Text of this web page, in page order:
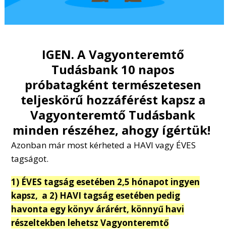
IGEN. A Vagyonteremtő
Tudásbank 10 napos
próbatagként természetesen
teljeskörű hozzáférést kapsz a
Vagyonteremtő Tudásbank
minden részéhez, ahogy ígértük!
Azonban már most kérheted a HAVI vagy ÉVES
tagságot.
1) ÉVES tagság esetében 2,5 hónapot ingyen
kapsz, a 2) HAVI tagság esetében pedig
havonta egy könyv árárért, könnyű havi
részeltekben lehetsz Vagyonteremtő